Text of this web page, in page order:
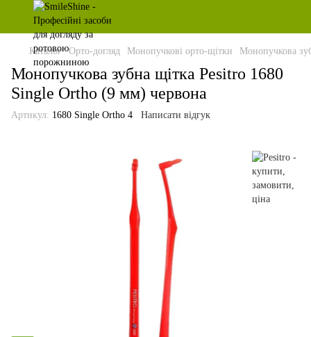
Каталог Орто-догляд Монопучкові орто-щітки Монопучкова
Монопучкова зубна щітка Pesitro 1680
Single Ortho (9 мм) червона
Артикул: 1680 Single Ortho 4 Написати відгук